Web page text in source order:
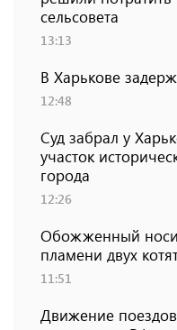
сельсовета
13:13
В Харькове
12:48
Суд забрал у
участок
города
12:26
Обожженный
пламени двух
11:51
Движение